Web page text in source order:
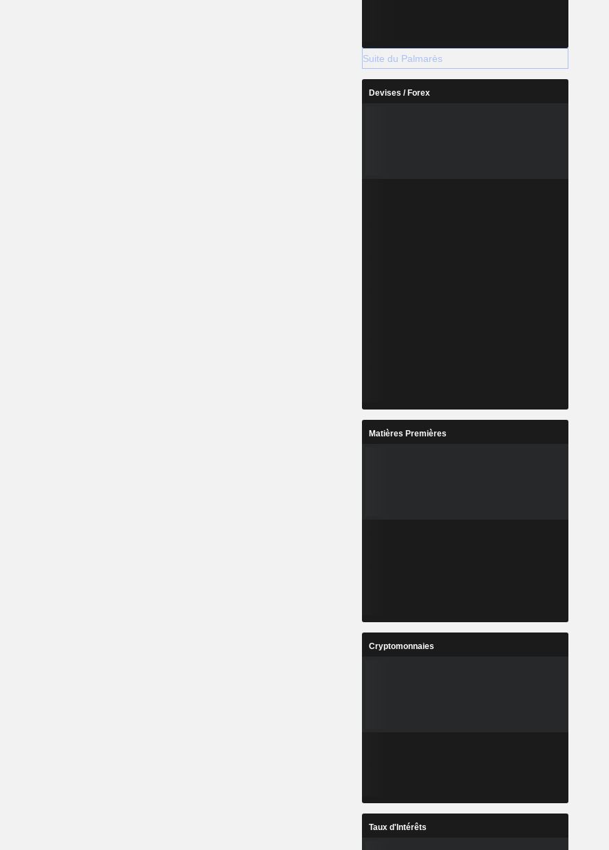
Suite du Palmarès
Devises / Forex
Matières Premières
Cryptomonnaies
Taux d'Intérêts